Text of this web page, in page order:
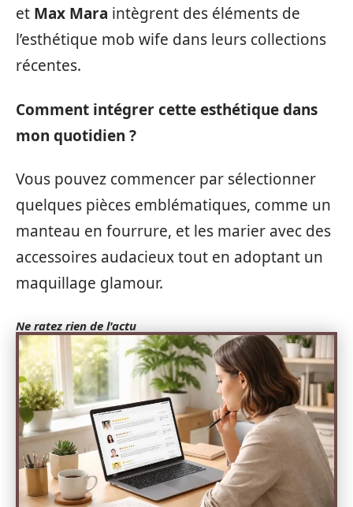
et Max Mara intègrent des éléments de
l’esthétique mob wife dans leurs collections
récentes.
Comment intégrer cette esthétique dans
mon quotidien ?
Vous pouvez commencer par sélectionner
quelques pièces emblématiques, comme un
manteau en fourrure, et les marier avec des
accessoires audacieux tout en adoptant un
maquillage glamour.
Ne ratez rien de l'actu